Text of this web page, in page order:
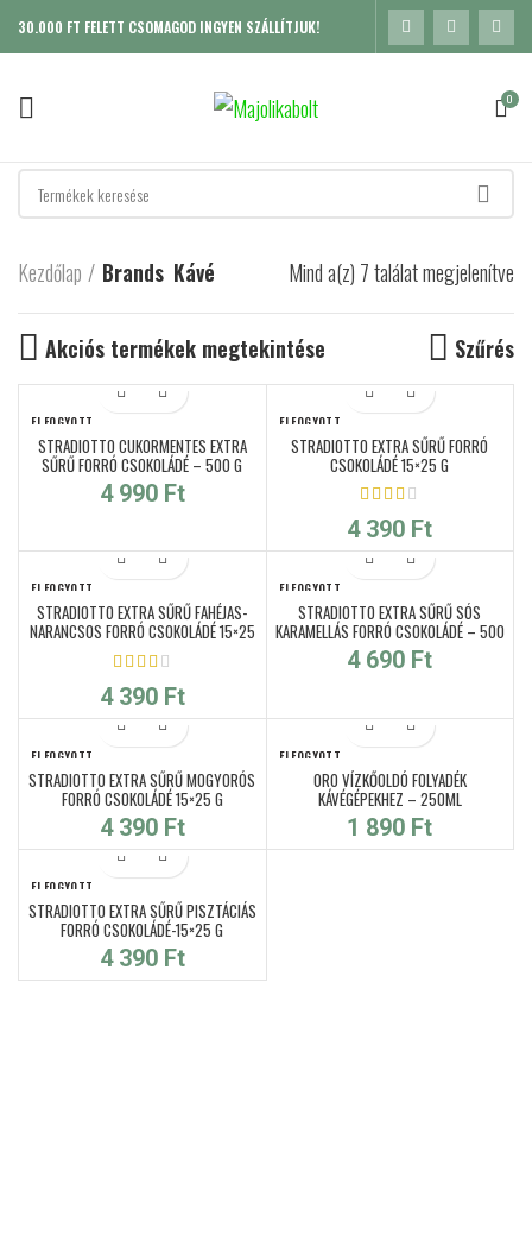
30.000 FT FELETT CSOMAGOD INGYEN SZÁLLÍTJUK!
0
Kezdőlap Brands Kávé Mind a(z) 7 találat megjelenítve
Akciós termékek megtekintése
Szűrés
ELFOGYOTT
STRADIOTTO CUKORMENTES EXTRA
SŰRŰ FORRÓ CSOKOLÁDÉ – 500 G
4 990 Ft
ELFOGYOTT
STRADIOTTO EXTRA SŰRŰ FORRÓ
CSOKOLÁDÉ 15×25 G
4 390 Ft
ELFOGYOTT
STRADIOTTO EXTRA SŰRŰ FAHÉJAS-
NARANCSOS FORRÓ CSOKOLÁDÉ 15×25
G
4 390 Ft
ELFOGYOTT
STRADIOTTO EXTRA SŰRŰ SÓS
KARAMELLÁS FORRÓ CSOKOLÁDÉ – 500
G
4 690 Ft
ELFOGYOTT
STRADIOTTO EXTRA SŰRŰ MOGYORÓS
FORRÓ CSOKOLÁDÉ 15×25 G
4 390 Ft
ELFOGYOTT
ORO VÍZKŐOLDÓ FOLYADÉK
KÁVÉGÉPEKHEZ – 250ML
1 890 Ft
ELFOGYOTT
STRADIOTTO EXTRA SŰRŰ PISZTÁCIÁS
FORRÓ CSOKOLÁDÉ-15×25 G
4 390 Ft